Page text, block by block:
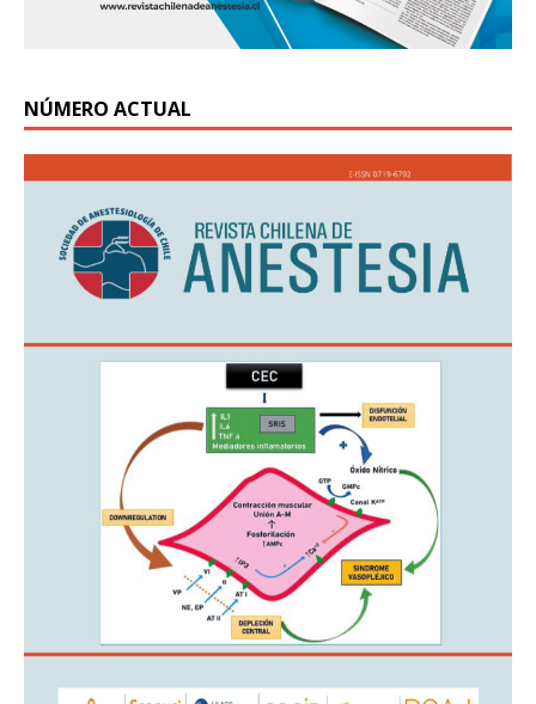
NÚMERO ACTUAL